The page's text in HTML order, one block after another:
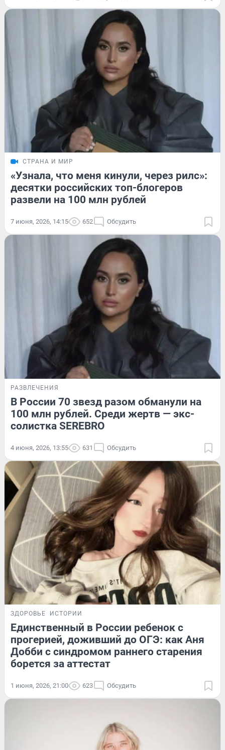
СТРАНА И МИР
«Узнала, что меня кинули, через рилс»:
десятки российских топ-блогеров
развели на 100 млн рублей
7 июня, 2026, 14:15 652 Обсудить
РАЗВЛЕЧЕНИЯ
В России 70 звезд разом обманули на
100 млн рублей. Среди жертв — экс-
солистка SEREBRO
4 июня, 2026, 13:55 631 Обсудить
ЗДОРОВЬЕ ИСТОРИИ
Единственный в России ребенок с
прогерией, доживший до ОГЭ: как Аня
Добби с синдромом раннего старения
борется за аттестат
1 июня, 2026, 21:00 623 Обсудить